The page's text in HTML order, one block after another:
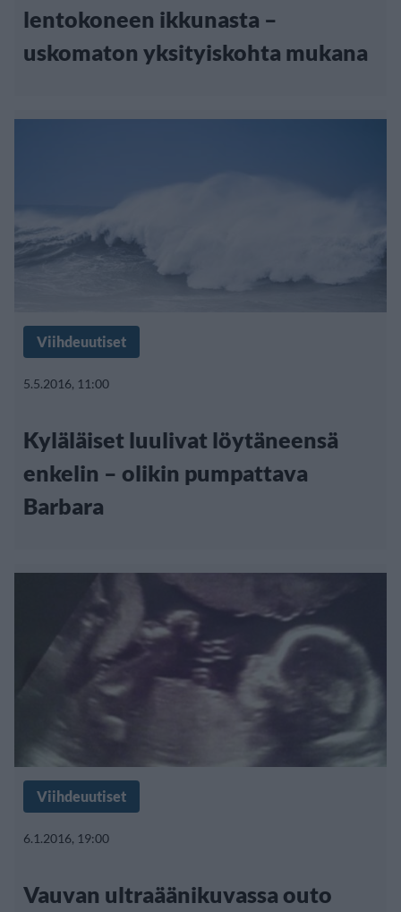
lentokoneen ikkunasta –
uskomaton yksityiskohta mukana
Viihdeuutiset
5.5.2016, 11:00
Kyläläiset luulivat löytäneensä
enkelin – olikin pumpattava
Barbara
Viihdeuutiset
6.1.2016, 19:00
Vauvan ultraäänikuvassa outo